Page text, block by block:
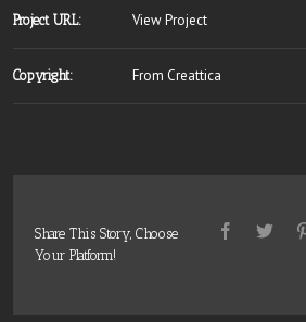
Project URL: View Project
Copyright: From Creattica
Share This Story, Choose
Your Platform!